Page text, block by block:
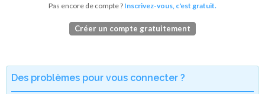
Pas encore de compte ? Inscrivez-vous, c'est gratuit.
Créer un compte gratuitement
Des problèmes pour vous connecter ?